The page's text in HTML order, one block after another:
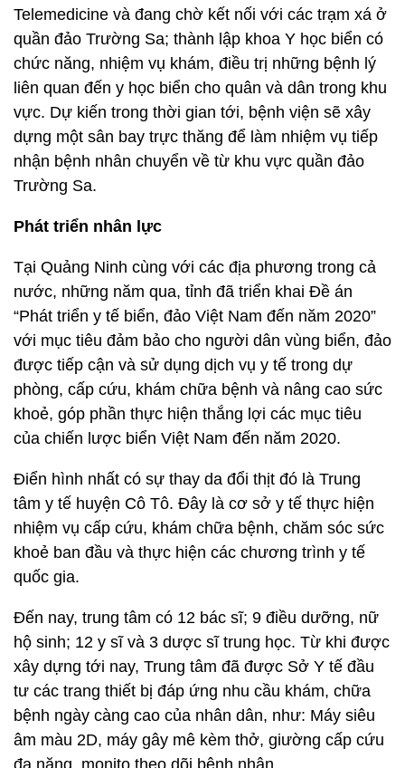
Telemedicine và đang chờ kết nối với các trạm xá ở
quần đảo Trường Sa; thành lập khoa Y học biển có
chức năng, nhiệm vụ khám, điều trị những bệnh lý
liên quan đến y học biển cho quân và dân trong khu
vực. Dự kiến trong thời gian tới, bệnh viện sẽ xây
dựng một sân bay trực thăng để làm nhiệm vụ tiếp
nhận bệnh nhân chuyển về từ khu vực quần đảo
Trường Sa.
Phát triển nhân lực
Tại Quảng Ninh cùng với các địa phương trong cả
nước, những năm qua, tỉnh đã triển khai Đề án
“Phát triển y tế biển, đảo Việt Nam đến năm 2020”
với mục tiêu đảm bảo cho người dân vùng biển, đảo
được tiếp cận và sử dụng dịch vụ y tế trong dự
phòng, cấp cứu, khám chữa bệnh và nâng cao sức
khoẻ, góp phần thực hiện thắng lợi các mục tiêu
của chiến lược biển Việt Nam đến năm 2020.
Điển hình nhất có sự thay da đổi thịt đó là Trung
tâm y tế huyện Cô Tô. Đây là cơ sở y tế thực hiện
nhiệm vụ cấp cứu, khám chữa bệnh, chăm sóc sức
khoẻ ban đầu và thực hiện các chương trình y tế
quốc gia.
Đến nay, trung tâm có 12 bác sĩ; 9 điều dưỡng, nữ
hộ sinh; 12 y sĩ và 3 dược sĩ trung học. Từ khi được
xây dựng tới nay, Trung tâm đã được Sở Y tế đầu
tư các trang thiết bị đáp ứng nhu cầu khám, chữa
bệnh ngày càng cao của nhân dân, như: Máy siêu
âm màu 2D, máy gây mê kèm thở, giường cấp cứu
đa năng, monito theo dõi bệnh nhân...